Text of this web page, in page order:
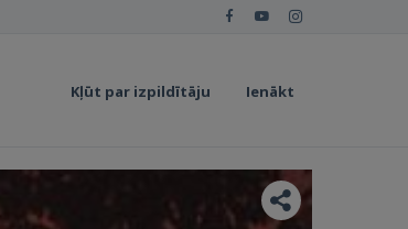
Kļūt par izpildītāju Ienākt